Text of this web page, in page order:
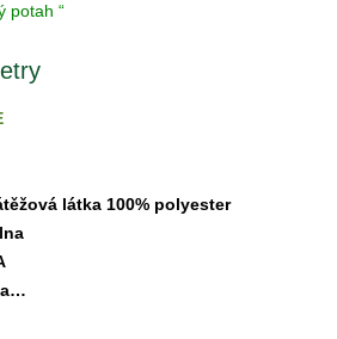
potah “
látka 100% polyester